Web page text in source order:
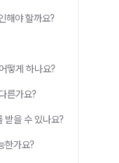
해야 할까요?
떻게 하나요?
른가요?
받을 수 있나요?
한가요?